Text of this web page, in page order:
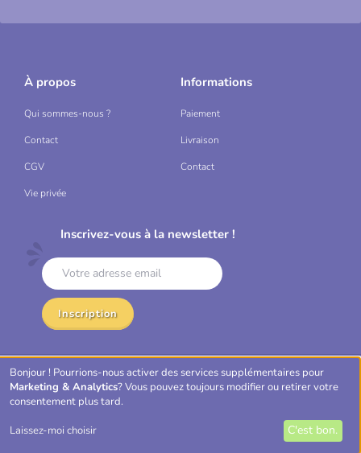
À propos
Qui sommes-nous ?
Contact
CGV
Vie privée
Informations
Paiement
Livraison
Contact
Inscrivez-vous à la newsletter !
Inscription
VISA
Mastercard
Bancontact
Bonjour ! Pourrions-nous activer des services supplémentaires pour
Marketing & Analytics? Vous pouvez toujours modifier ou retirer votre
consentement plus tard.
Laissez-moi choisir C'est bon.